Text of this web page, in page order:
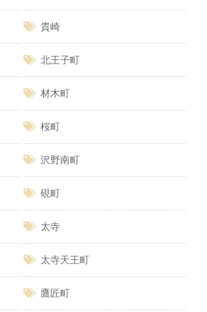
貴崎
北王子町
材木町
桜町
沢野南町
硯町
太寺
太寺天王町
鷹匠町